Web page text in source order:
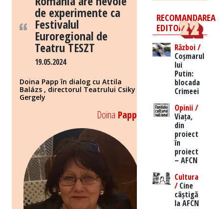
de experimente ca
Festivalul
Euroregional de
Teatru TESZT
19.05.2024
Doina Papp în dialog cu Attila
Balázs , directorul Teatrului Csiky
Gergely
Doina Papp
RECOMANDAREA
EDITORILOR
Război /
Coșmarul
lui
Putin:
blocada
Crimeei
Opinii /
Viața,
din
proiect
în
proiect
– AFCN
Cultura
/Cine
câștigă
la AFCN